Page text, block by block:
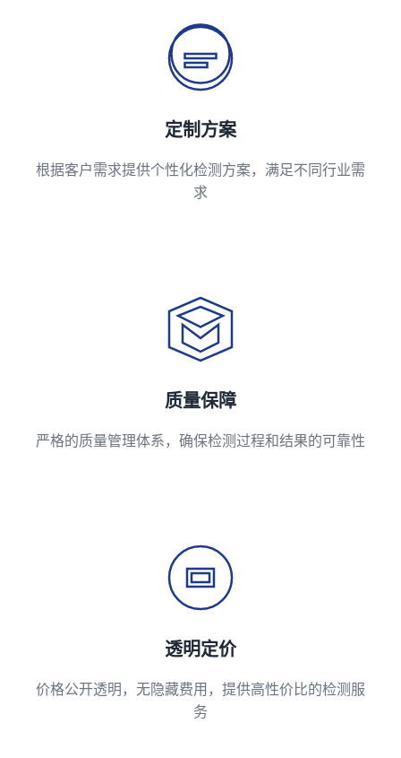
定制方案
根据客户需求提供个性化检测方案，满足不同行业需
求
质量保障
严格的质量管理体系，确保检测过程和结果的可靠性
透明定价
价格公开透明，无隐藏费用，提供高性价比的检测服
务